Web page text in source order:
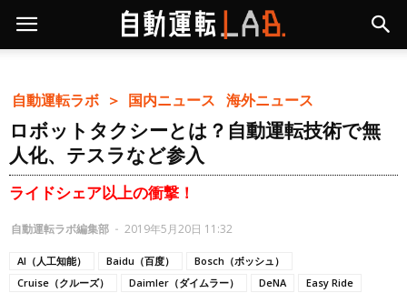
自動運転ラボ ＞ 国内ニュース 海外ニュース
ロボットタクシーとは？自動運転技術で無
人化、テスラなど参入
ライドシェア以上の衝撃！
自動運転ラボ編集部 - 2019年5月20日 11:32
AI（人工知能） Baidu（百度）
Bosch（ボッシュ）
Cruise（クルーズ）
Daimler（ダイムラー） DeNA
Easy Ride